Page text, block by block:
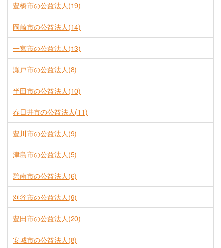
豊橋市の公益法人(19)
岡崎市の公益法人(14)
一宮市の公益法人(13)
瀬戸市の公益法人(8)
半田市の公益法人(10)
春日井市の公益法人(11)
豊川市の公益法人(9)
津島市の公益法人(5)
碧南市の公益法人(6)
刈谷市の公益法人(9)
豊田市の公益法人(20)
安城市の公益法人(8)